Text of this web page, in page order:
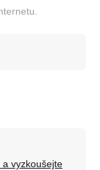
vyzkoušejte